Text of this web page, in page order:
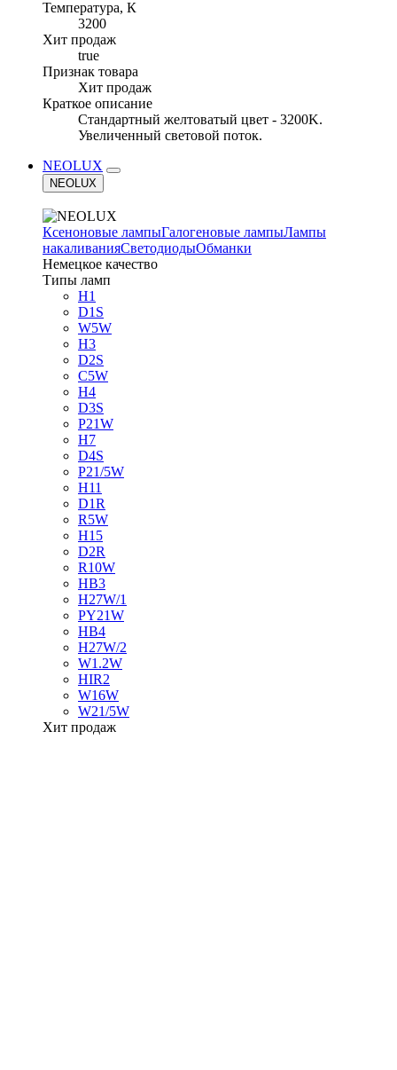
Температура, К
3200
Хит продаж
true
Признак товара
Хит продаж
Краткое описание
Стандартный желтоватый цвет - 3200K.
Увеличенный световой поток.
NEOLUX
NEOLUX
Ксеноновые лампыГалогеновые лампыЛампы
накаливанияСветодиодыОбманки
Немецкое качество
Типы ламп
H1
D1S
W5W
H3
D2S
C5W
H4
D3S
P21W
H7
D4S
P21/5W
H11
D1R
R5W
H15
D2R
R10W
HB3
H27W/1
PY21W
HB4
H27W/2
W1.2W
HIR2
W16W
W21/5W
Хит продаж